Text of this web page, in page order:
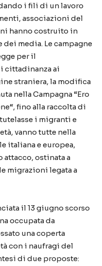
i fili di un lavoro
associazioni del
hanno costruito in
media. Le campagne
per il
cittadinanza ai
straniera, la modifica
nella Campagna “Ero
fino alla raccolta di
i migranti e
vanno tutte nella
italiana e europea,
attacco, ostinata a
migrazioni legata a
il 13 giugno scorso
occupata da
una coperta
con i naufragi del
di due proposte: